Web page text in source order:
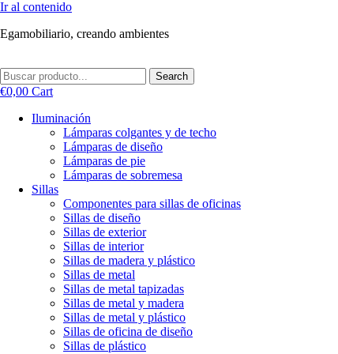
Ir al contenido
Egamobiliario, creando ambientes
Search
€0,00 Cart
Iluminación
Lámparas colgantes y de techo
Lámparas de diseño
Lámparas de pie
Lámparas de sobremesa
Sillas
Componentes para sillas de oficinas
Sillas de diseño
Sillas de exterior
Sillas de interior
Sillas de madera y plástico
Sillas de metal
Sillas de metal tapizadas
Sillas de metal y madera
Sillas de metal y plástico
Sillas de oficina de diseño
Sillas de plástico